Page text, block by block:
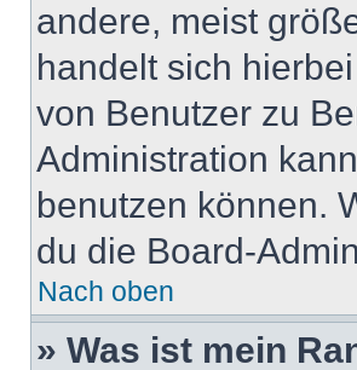
andere, meist
handelt sich
von Benutzer zu
Administration
benutzen können.
du die Board-
Nach oben
» Was ist mein